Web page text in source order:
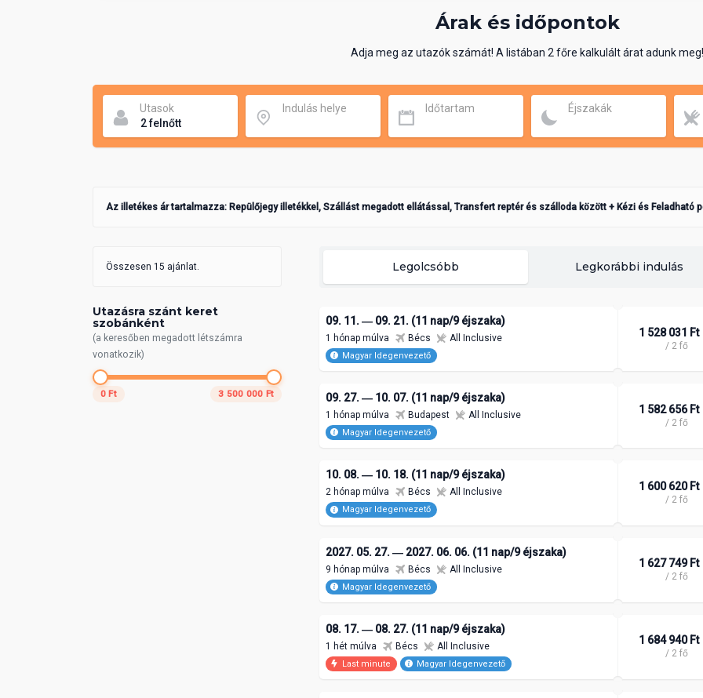
Árak és időpontok
Adja meg az utazók számát! A listában 2 főre kalkulált árat adunk meg!
Utasok Indulás helye Időtartam Éjszakák
Az illetékes ár tartalmazza: Repülőjegy illetékkel, Szállást megadott ellátással, Transfert reptér és szálloda között + Kézi és Feladható
Összesen 15 ajánlat.
Utazásra szánt keret
szobánként
(a keresőben megadott létszámra
vonatkozik)
0 Ft 3 500 000 Ft
Legolcsóbb Legkorábbi indulás
09. 11. ― 09. 21. (11 nap/9 éjszaka)
1 hónap múlva Bécs All Inclusive
Magyar Idegenvezető
1 528 031 Ft
/ 2 fő
09. 27. ― 10. 07. (11 nap/9 éjszaka)
1 hónap múlva Budapest All Inclusive
Magyar Idegenvezető
1 582 656 Ft
/ 2 fő
10. 08. ― 10. 18. (11 nap/9 éjszaka)
2 hónap múlva Bécs All Inclusive
Magyar Idegenvezető
1 600 620 Ft
/ 2 fő
2027. 05. 27. ― 2027. 06. 06. (11 nap/9 éjszaka)
9 hónap múlva Bécs All Inclusive
Magyar Idegenvezető
1 627 749 Ft
/ 2 fő
08. 17. ― 08. 27. (11 nap/9 éjszaka)
1 hét múlva Bécs All Inclusive
Last minute Magyar Idegenvezető
1 684 940 Ft
/ 2 fő